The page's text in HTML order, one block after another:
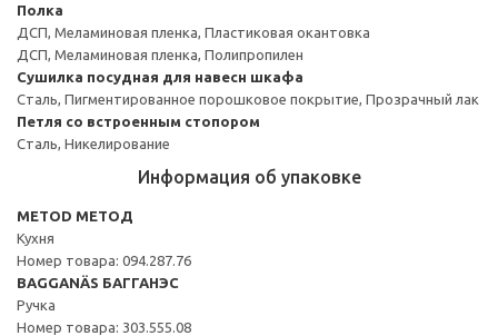
Полка
ДСП, Меламиновая пленка, Пластиковая окантовка
ДСП, Меламиновая пленка, Полипропилен
Сушилка посудная для навесн шкафа
Сталь, Пигментированное порошковое покрытие, Прозрачный лак
Петля со встроенным стопором
Сталь, Никелирование
Информация об упаковке
METOD МЕТОД
Кухня
Номер товара: 094.287.76
BAGGANÄS БАГГАНЭС
Ручка
Номер товара: 303.555.08